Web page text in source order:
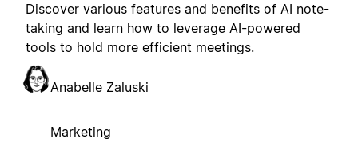
Discover various features and benefits of AI note-
taking and learn how to leverage AI-powered
tools to hold more efficient meetings.
Anabelle Zaluski
Marketing